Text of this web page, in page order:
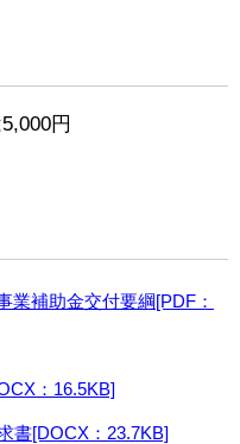
円
業補助金交付要綱[PDF：
：16.5KB]
書[DOCX：23.7KB]